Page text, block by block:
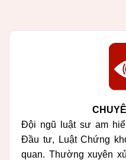
Đội ngũ luật sư am
Đầu tư, Luật Chứng
quan. Thường xuyên